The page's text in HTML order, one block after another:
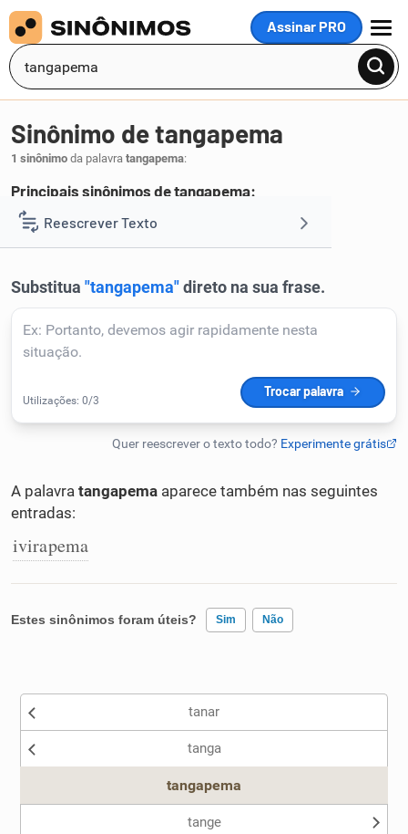
Assinar PRO
MENU
Reescrever Texto
Corrigir Texto
Humanizador de IA
Conexões
Dicionário
Sinônimo de tangapema
1 sinônimo da palavra tangapema:
Principais sinônimos de tangapema:
1 tacape.
A palavra tangapema aparece também nas seguintes
entradas:
ivirapema
Estes sinônimos foram úteis? Sim Não
Nenhum dos sinônimos apresentados me ajudou
tanar
tanga
tangapema
tange